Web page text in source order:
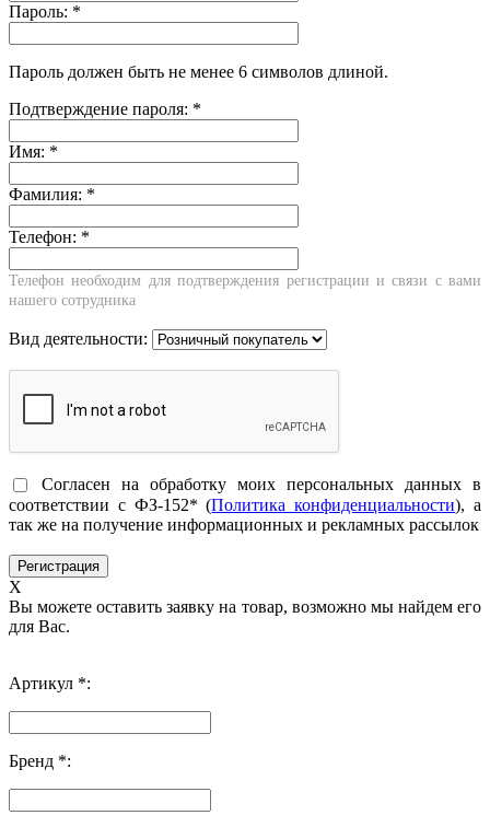
Пароль: *
Пароль должен быть не менее 6 символов длиной.
Подтверждение пароля: *
Имя: *
Фамилия: *
Телефон: *
Телефон необходим для подтверждения регистрации и связи с вами
нашего сотрудника
Вид деятельности:
Согласен на обработку моих персональных данных в
соответствии с ФЗ-152* (Политика конфиденциальности), а
так же на получение информационных и рекламных рассылок
X
Вы можете оставить заявку на товар, возможно мы найдем его
для Вас.
Артикул *:
Бренд *: